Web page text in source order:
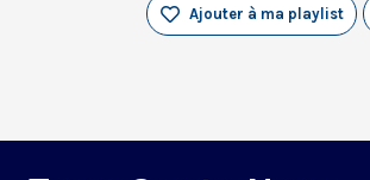
Ajouter à ma playlist